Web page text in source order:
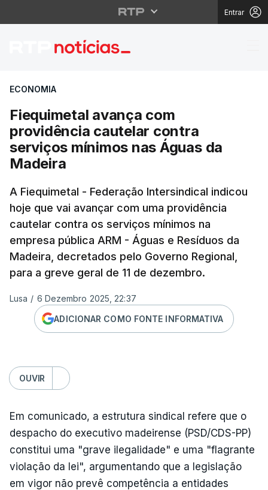
Entrar
Fiequimetal avança
ECONOMIA
Fiequimetal avança com
providência cautelar contra
serviços mínimos nas Águas da
Madeira
A Fiequimetal - Federação Intersindical indicou
hoje que vai avançar com uma providência
cautelar contra os serviços mínimos na
empresa pública ARM - Águas e Resíduos da
Madeira, decretados pelo Governo Regional,
para a greve geral de 11 de dezembro.
Lusa / 6 Dezembro 2025, 22:37
ADICIONAR COMO FONTE INFORMATIVA
OUVIR
Em comunicado, a estrutura sindical refere que o
despacho do executivo madeirense (PSD/CDS-PP)
constitui uma "grave ilegalidade" e uma "flagrante
violação da lei", argumentando que a legislação
em vigor não prevê competência a entidades